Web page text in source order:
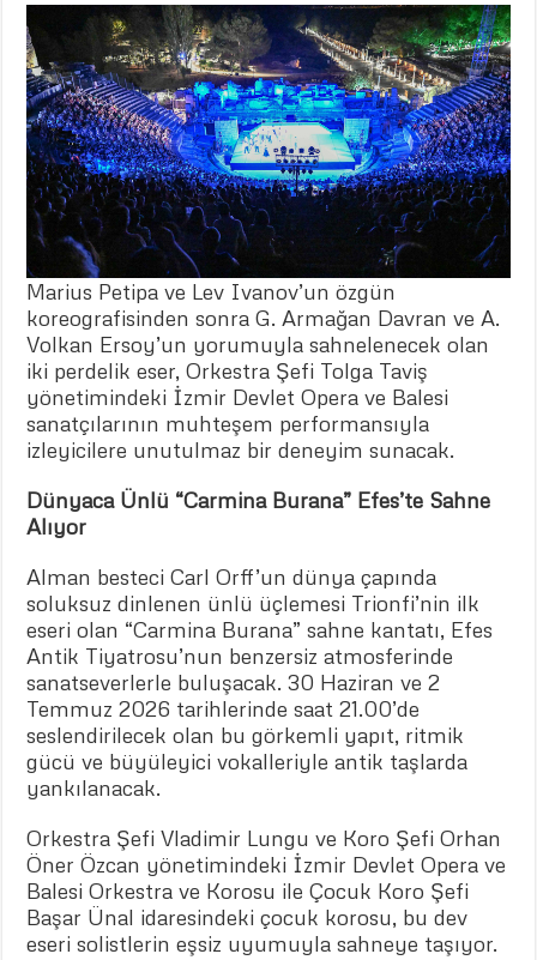
Marius Petipa ve Lev Ivanov’un özgün
koreografisinden sonra G. Armağan Davran ve A.
Volkan Ersoy’un yorumuyla sahnelenecek olan
iki perdelik eser, Orkestra Şefi Tolga Taviş
yönetimindeki İzmir Devlet Opera ve Balesi
sanatçılarının muhteşem performansıyla
izleyicilere unutulmaz bir deneyim sunacak.
Dünyaca Ünlü “Carmina Burana” Efes’te Sahne
Alıyor
Alman besteci Carl Orff’un dünya çapında
soluksuz dinlenen ünlü üçlemesi Trionfi’nin ilk
eseri olan “Carmina Burana” sahne kantatı, Efes
Antik Tiyatrosu’nun benzersiz atmosferinde
sanatseverlerle buluşacak. 30 Haziran ve 2
Temmuz 2026 tarihlerinde saat 21.00’de
seslendirilecek olan bu görkemli yapıt, ritmik
gücü ve büyüleyici vokalleriyle antik taşlarda
yankılanacak.
Orkestra Şefi Vladimir Lungu ve Koro Şefi Orhan
Öner Özcan yönetimindeki İzmir Devlet Opera ve
Balesi Orkestra ve Korosu ile Çocuk Koro Şefi
Başar Ünal idaresindeki çocuk korosu, bu dev
eseri solistlerin eşsiz uyumuyla sahneye taşıyor.